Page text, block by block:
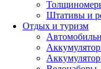
Штативы и
Отдых и туризм